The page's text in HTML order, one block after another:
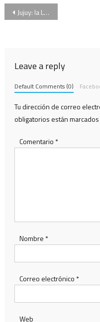
Navegación
Jujuy: la Legislatura aprobó el cobro de la salud pública a extranjeros
Leave a reply
Default Comments (0)
Tu dirección de correo
obligatorios están
Comentario *
Nombre *
Correo electrónico *
Web